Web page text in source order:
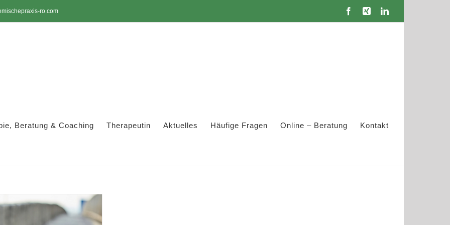
ro.com Facebook
Xing LinkedIn
Beratung & Coaching Therapeutin Aktuelles Häufige Fragen Online – Beratung Kontakt